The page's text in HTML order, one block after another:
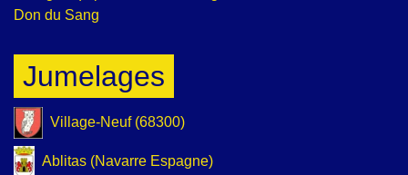
Don du Sang
Jumelages
Village-Neuf (68300)
Ablitas (Navarre Espagne)